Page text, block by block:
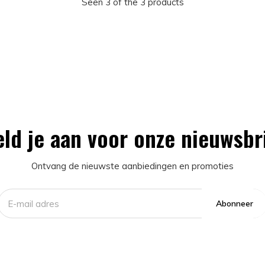
je aan voor onze
Ontvang de nieuwste aanbiedingen en promoties
Abonneer